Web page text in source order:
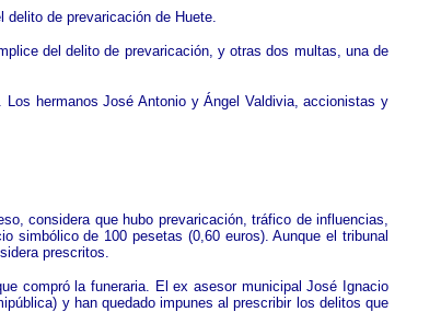
de prevaricación de Huete.
del delito de prevaricación, y otras dos multas, una de
hermanos José Antonio y Ángel Valdivia, accionistas y
considera que hubo prevaricación, tráfico de influencias,
simbólico de 100 pesetas (0,60 euros). Aunque el tribunal
prescritos.
compró la funeraria. El ex asesor municipal José Ignacio
y han quedado impunes al prescribir los delitos que